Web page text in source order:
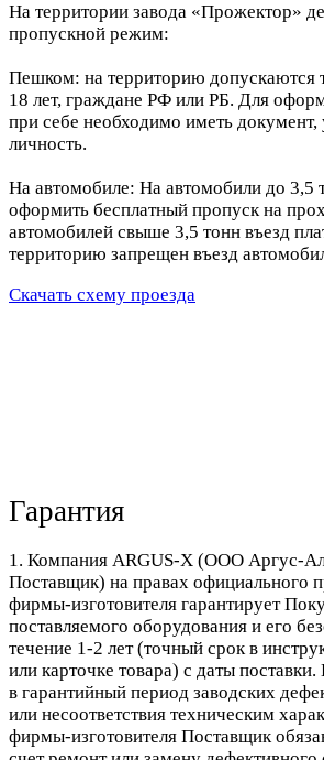
На территории завода «Прожектор»
пропускной режим:
Пешком: на территорию допускаются
18 лет, граждане РФ или РБ. Для
при себе необходимо иметь
личность.
На автомобиле: На автомобили до 3,5
оформить бесплатный пропуск на
автомобилей свыше 3,5 тонн въезд
территорию запрещен въезд
Скачать схему проезда
Гарантия
1. Компания ARGUS-X (ООО Аргус-
Поставщик) на правах официального
фирмы-изготовителя гарантирует
поставляемого оборудования и его
течение 1-2 лет (точный срок в
или карточке товара) с даты
в гарантийный период заводских
или несоответствия техническим
фирмы-изготовителя Поставщик